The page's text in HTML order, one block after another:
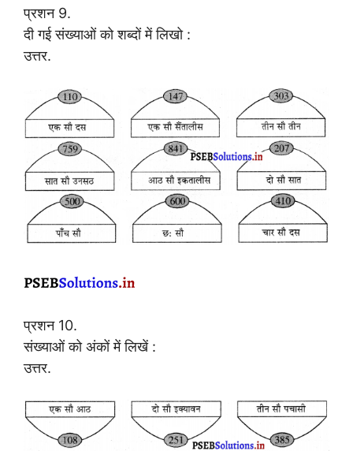
प्रशन 9.
दी गई संख्याओं को शब्दों में लिखो :
उत्तर.
प्रशन 10.
संख्याओं को अंकों में लिखें :
उत्तर.